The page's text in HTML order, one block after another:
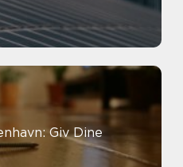
Giv Dine